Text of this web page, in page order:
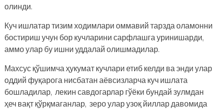
олинди.
Куч ишлатар тизим ходимлари оммавий тарзда оламонни
бостириш учун бор кучларини сарфлашга уринишарди,
аммо улар бу ишни уддалай олишмадилар.
Махсус қўшимча ҳукумат кучлари етиб келди ва энди улар
оддий фуқарога нисбатан аёвсизларча куч ишлата
бошладилар, лекин савдогарлар гўёки бундай зулмдан
ҳеч вақт қўрқмаганлар, зеро улар узоқ йиллар давомида